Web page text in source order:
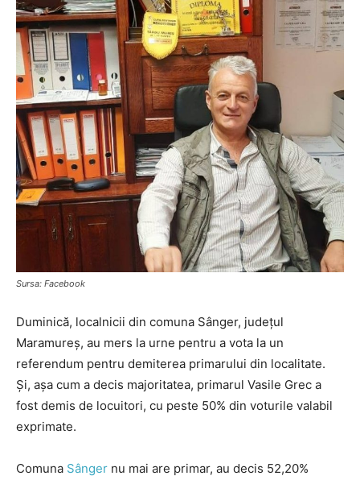
Sursa: Facebook
Duminică, localnicii din comuna Sânger, județul
Maramureș, au mers la urne pentru a vota la un
referendum pentru demiterea primarului din localitate.
Și, așa cum a decis majoritatea, primarul Vasile Grec a
fost demis de locuitori, cu peste 50% din voturile valabil
exprimate.
Comuna Sânger nu mai are primar, au decis 52,20%